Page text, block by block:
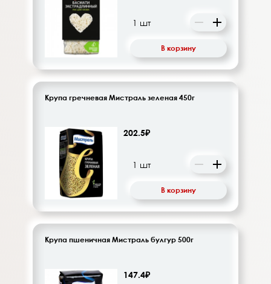
В корзину
Крупа гречневая Мистраль зеленая 450г
202.5₽
В корзину
Крупа пшеничная Мистраль булгур 500г
147.4₽